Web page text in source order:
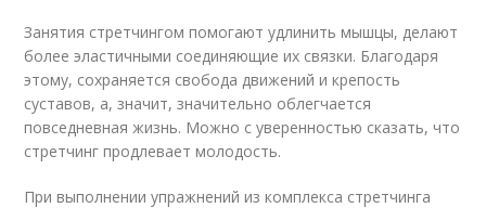
Занятия стретчингом помогают удлинить мышцы, делают
более эластичными соединяющие их связки. Благодаря
этому, сохраняется свобода движений и крепость
суставов, а, значит, значительно облегчается
повседневная жизнь. Можно с уверенностью сказать, что
стретчинг продлевает молодость.
При выполнении упражнений из комплекса стретчинга